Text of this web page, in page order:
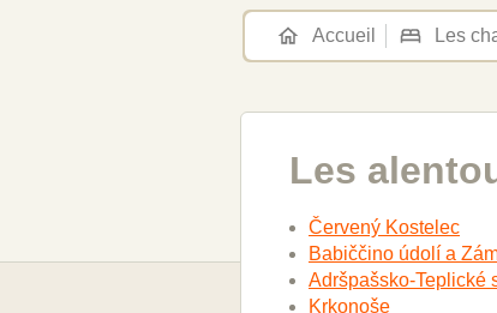
Accueil Les
Les
Červený Kostelec
Babiččino údolí a
Adršpašsko-Teplické
Krkonoše